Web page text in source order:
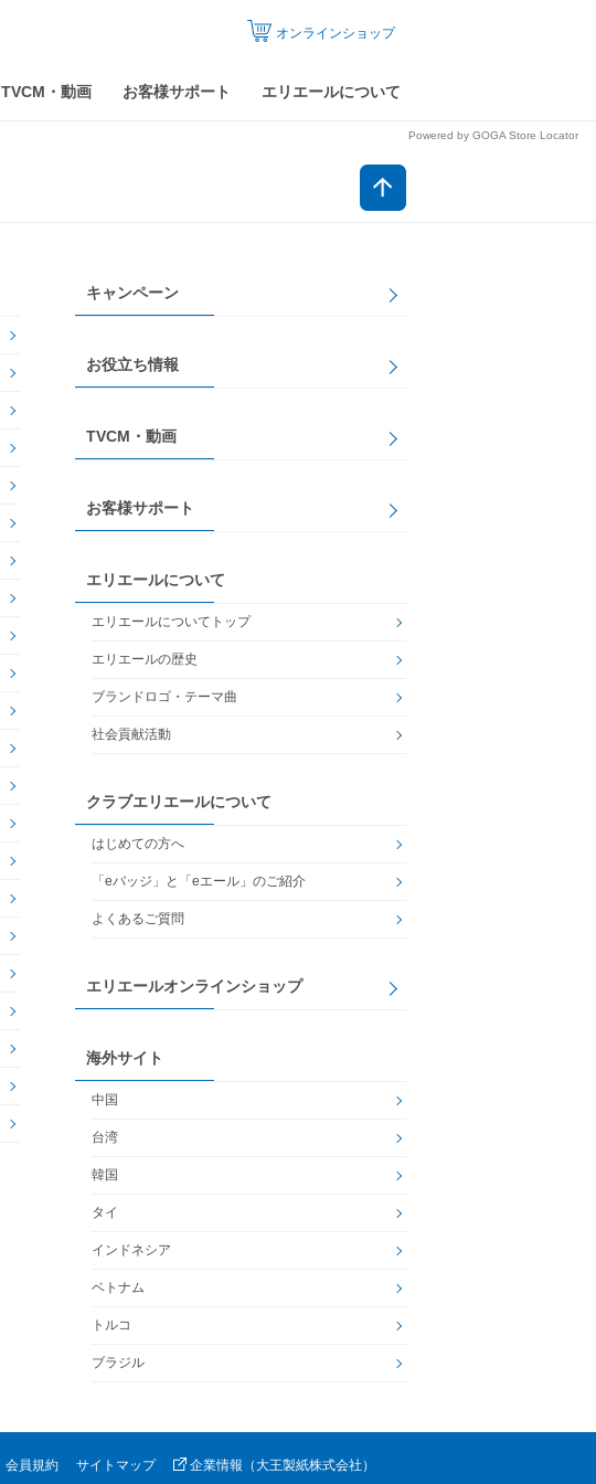
TVCM・動画 お客様サポート エリエールについて
オンラインショップ
Powered by GOGA Store Locator
キャンペーン
お役立ち情報
TVCM・動画
お客様サポート
エリエールについて
エリエールについてトップ
エリエールの歴史
ブランドロゴ・テーマ曲
社会貢献活動
クラブエリエールについて
はじめての方へ
「eバッジ」と「eエール」のご紹介
よくあるご質問
エリエールオンラインショップ
海外サイト
中国
台湾
韓国
タイ
インドネシア
ベトナム
トルコ
ブラジル
会員規約 サイトマップ 企業情報（大王製紙株式会社）